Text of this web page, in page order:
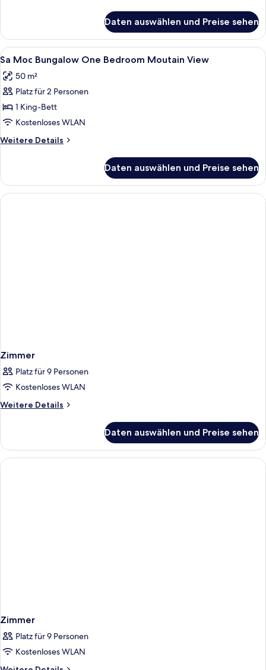
Doppelzimmer,
Gartenblick
Daten auswählen und Preise sehen
Alle
Fotos
für
Sa
Moc
Bungalow
One
Bedroom
View
anzeigen
5
Sa Moc Bungalow One Bedroom Moutain View
50 m²
Platz für 2 Personen
1 King-Bett
Kostenloses WLAN
Weitere Details
Weitere
Moc
Bungalow
One
Daten auswählen und Preise sehen
Zimmer
Platz für 9 Personen
Kostenloses WLAN
Weitere Details
Weitere
Daten auswählen und Preise sehen
Zimmer
Platz für 9 Personen
Kostenloses WLAN